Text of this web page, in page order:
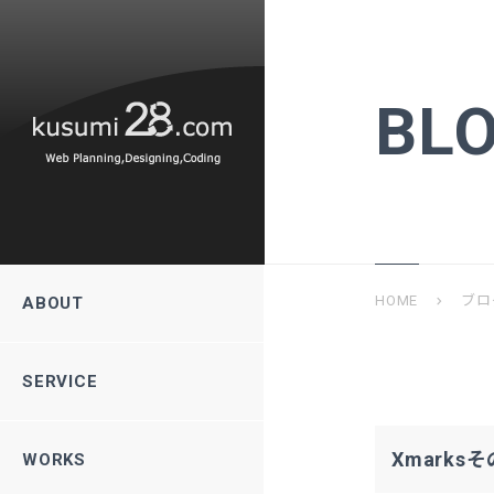
ABOUT
SERVICE
WORKS
HOME chevron_right ブロ
Xmarksそ